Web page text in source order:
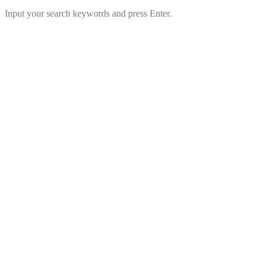
Input your search keywords and press Enter.